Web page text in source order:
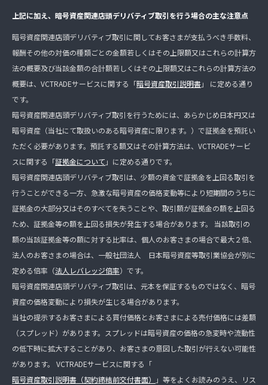
上記に加え、暗号資産関連店頭デリバティブ取引を行う場合の主な注意点
暗号資産関連店頭デリバティブ取引に関してお客さまが支払うべき手数料、
報酬その他の対価の種類ごとの金額若しくはその上限額又はこれらの計算方
法の概要及び当該金額の合計額若しくはその上限額又はこれらの計算方法の
概要は、VCTRADEサービスに関する「暗号資産取引説明書」 に定める通り
です。
暗号資産関連店頭デリバティブ取引を行うためには、あらかじめ日本円又は
暗号資産（当社にて取扱いのある暗号資産に限ります。）で証拠金を預託い
ただく必要があります。預託する額又はその計算方法は、VCTRADEサービ
スに関する「証拠金について 」に定める通りです。
暗号資産関連店頭デリバティブ取引は、少額の資金で証拠金を上回る取引を
行うことができる一方、急激な暗号資産の価格変動等により短期間のうちに
証拠金の大部分又はそのすべてを失うことや、取引額が証拠金の額を上回る
ため、証拠金等の額を上回る損失が発生する場合があります。 当該取引の
額の当該証拠金等の額に対する比率は、個人のお客さまの場合で最大２倍、
法人のお客さまの場合は、一般社団法人 日本暗号資産等取引業協会が別に
定める倍率（法人レバレッジ倍率）です。
暗号資産関連店頭デリバティブ取引は、元本を保証するものではなく、暗号
資産の価格変動により損失が生じる場合があります。
当社の提示するお客さまによる買付価格とお客さまによる売付価格には差額
（スプレッド）があります。スプレッドは暗号資産の価格の急変時や流動性
の低下時に拡大することがあり、お客さまの意図した取引が行えない可能性
があります。 VCTRADEサービスに関する「
暗号資産取引説明書（契約締結前交付書面）
」等をよくお読みのうえ、リス